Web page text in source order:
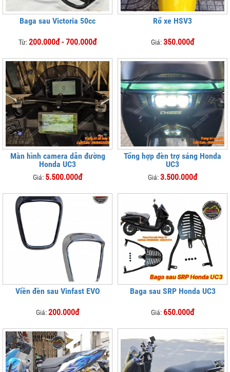
Baga sau Victoria 50cc
Từ:200.000đ - 700.000đ
Rổ xe HSV3
Giá:350.000đ
Màn hình camera dẫn đường
Honda UC3
Giá: 5.500.000đ
Tổng hợp đèn trợ sáng Honda
UC3
Giá:3.500.000đ
Viền đèn sau Vinfast EVO
Giá:200.000đ
Baga sau SRP Honda UC3
Giá: 650.000đ